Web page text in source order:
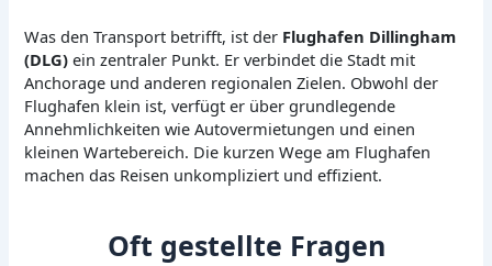
Was den Transport betrifft, ist der Flughafen Dillingham
(DLG) ein zentraler Punkt. Er verbindet die Stadt mit
Anchorage und anderen regionalen Zielen. Obwohl der
Flughafen klein ist, verfügt er über grundlegende
Annehmlichkeiten wie Autovermietungen und einen
kleinen Wartebereich. Die kurzen Wege am Flughafen
machen das Reisen unkompliziert und effizient.
Oft gestellte Fragen